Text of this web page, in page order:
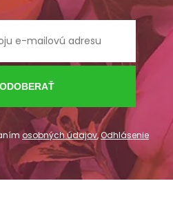
ODOBERAŤ
osobných údajov,Odhlásenie